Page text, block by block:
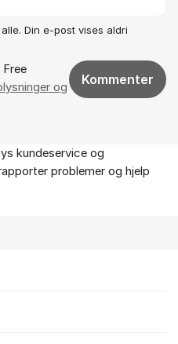
Din e-post vises aldri
og
Kommenter
kundeservice og
problemer og hjelp